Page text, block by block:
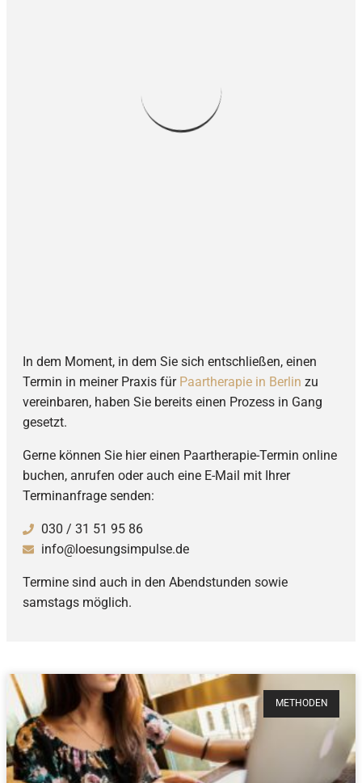
In dem Moment, in dem Sie sich entschließen, einen
Termin in meiner Praxis für Paartherapie in Berlin zu
vereinbaren, haben Sie bereits einen Prozess in Gang
gesetzt.
Gerne können Sie hier einen Paartherapie-Termin online
buchen, anrufen oder auch eine E-Mail mit Ihrer
Terminanfrage senden:
030 / 31 51 95 86
info@loesungsimpulse.de
Termine sind auch in den Abendstunden sowie
samstags möglich.
METHODEN